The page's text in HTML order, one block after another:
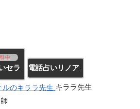
中
セラ 電話占いリノア
キララ先生